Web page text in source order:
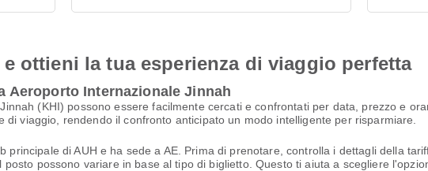
ottieni la tua esperienza di viaggio perfetta
Aeroporto Internazionale Jinnah
(KHI) possono essere facilmente cercati e confrontati per data, prezzo e
viaggio, rendendo il confronto anticipato un modo intelligente per risparmiare.
principale di AUH e ha sede a AE. Prima di prenotare, controlla i dettagli della
possono variare in base al tipo di biglietto. Questo ti aiuta a scegliere